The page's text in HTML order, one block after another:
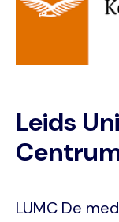
Leids
LUMC De